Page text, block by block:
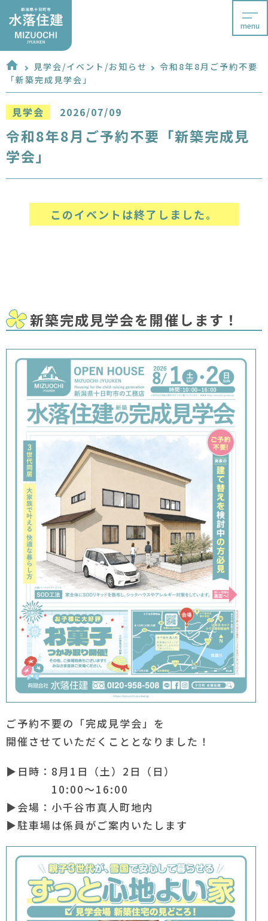
menu
見学会/イベント/お知らせ
令和8年8月ご予約不要
「新築完成見学会」
見学会 2026/07/09
令和8年8月ご予約不要「新築完成見
学会」
このイベントは終了しました。
新築完成見学会を開催します！
ご予約不要の「完成見学会」を
開催させていただくこととなりました！
▶日時：8月1日（土）2日（日）
10:00～16:00
▶会場：小千谷市真人町地内
▶駐車場は係員がご案内いたします